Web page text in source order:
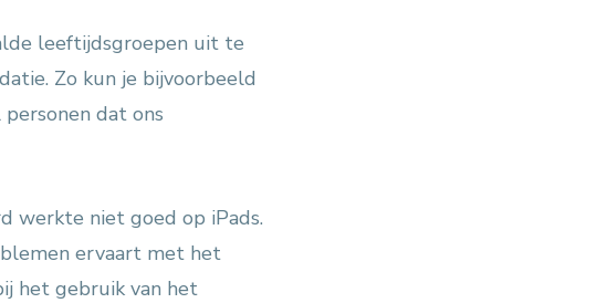
leeftijdsgroepen uit te
Zo kun je bijvoorbeeld
dat ons
werkte niet goed op iPads.
ervaart met het
het gebruik van het